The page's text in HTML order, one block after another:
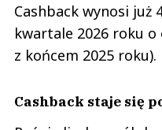
Cashback wynosi już
kwartale 2026 roku
z końcem 2025 roku).
Cashback staje się